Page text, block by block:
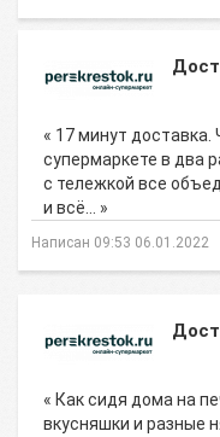
« 17 минут
супермаркете в два
с тележкой все
и всё… »
Написан 09:53 06.01.2022
« Как сидя дома на
вкусняшки и разные